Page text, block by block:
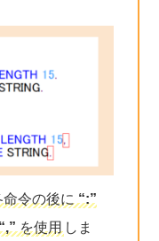
命令の後に “:”
“,” を使用 しま